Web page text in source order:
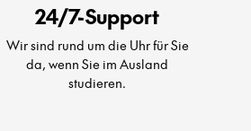
24/7-Support
Wir sind rund um die Uhr für Sie
da, wenn Sie im Ausland
studieren.